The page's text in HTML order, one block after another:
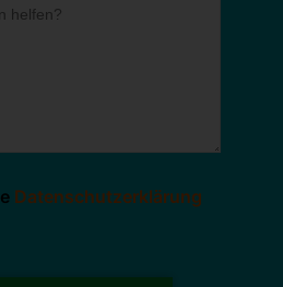
Datenschutzerklärung